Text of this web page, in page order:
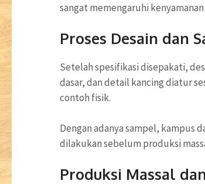
sangat memengaruhi kenyamanan
Proses Desain dan
Setelah spesifikasi disepakati,
dasar, dan detail kancing diatur
contoh fisik.
Dengan adanya sampel, kampus
dilakukan sebelum produksi
Produksi Massal